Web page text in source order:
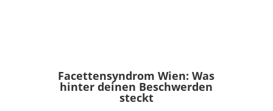
Facettensyndrom Wien: Was
hinter deinen Beschwerden
steckt